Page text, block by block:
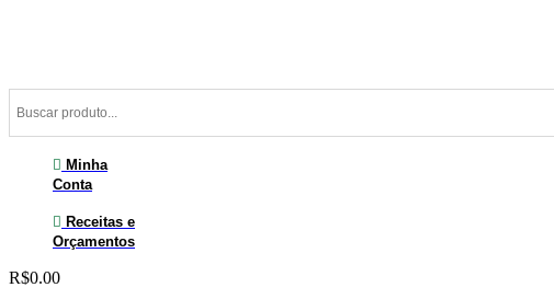
Minha
Conta
Receitas e
Orçamentos
R$0.00